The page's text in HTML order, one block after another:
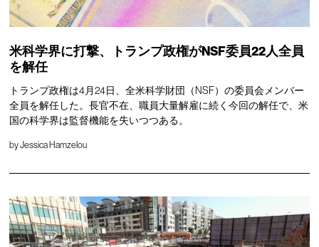
米科学界に打撃、トランプ政権がNSF委員22人全員
を解任
トランプ政権は4月24日、全米科学財団（NSF）の委員会メンバー
全員を解任した。長官不在、職員大量解雇に続く今回の解任で、米
国の科学界は監督機能を失いつつある。
byJessica Hamzelou